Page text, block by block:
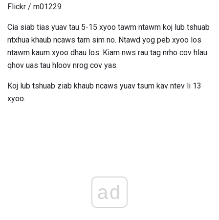
Flickr / m01229
Cia siab tias yuav tau 5-15 xyoo tawm ntawm koj lub tshuab
ntxhua khaub ncaws tam sim no. Ntawd yog peb xyoo los
ntawm kaum xyoo dhau los. Kiam nws rau tag nrho cov hlau
qhov uas tau hloov nrog cov yas.
Koj lub tshuab ziab khaub ncaws yuav tsum kav ntev li 13
xyoo.
ad